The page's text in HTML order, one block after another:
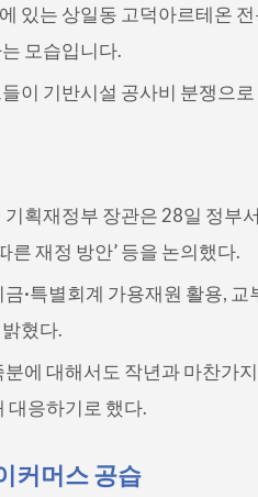
있는 상일동 고덕아르테온
모습입니다.
이 기반시설 공사비 분쟁으
획재정부 장관은 28일 정부
른 재정 방안’ 등을 논의했다.
·특별회계 가용재원 활용, 교
혔다.
에 대해서도 작년과 마찬가
대응하기로 했다.
커머스 공습